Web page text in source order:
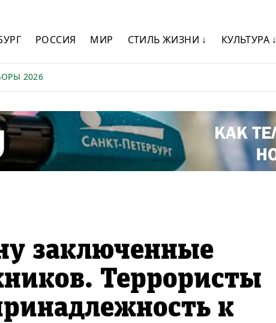
РОССИЯ МИР СТИЛЬ ЖИЗНИ ↓ КУЛЬТУРА ↓
2026
заключенные
Террористы
к